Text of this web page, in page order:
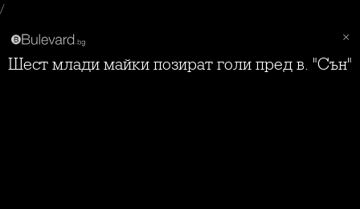
/
Шест млади майки позират голи пред в. "Сън"